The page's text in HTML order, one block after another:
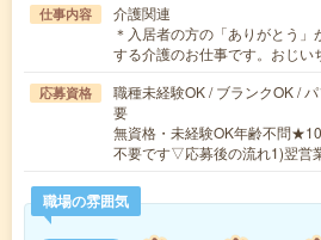
仕事内容
介護関連
＊入居者の方の「ありがとう
する介護のお仕事です。おじ
応募資格
職種未経験OK / ブランクOK /
要
無資格・未経験OK年齢不問
不要です▽応募後の流れ1)翌営
職場の雰囲気